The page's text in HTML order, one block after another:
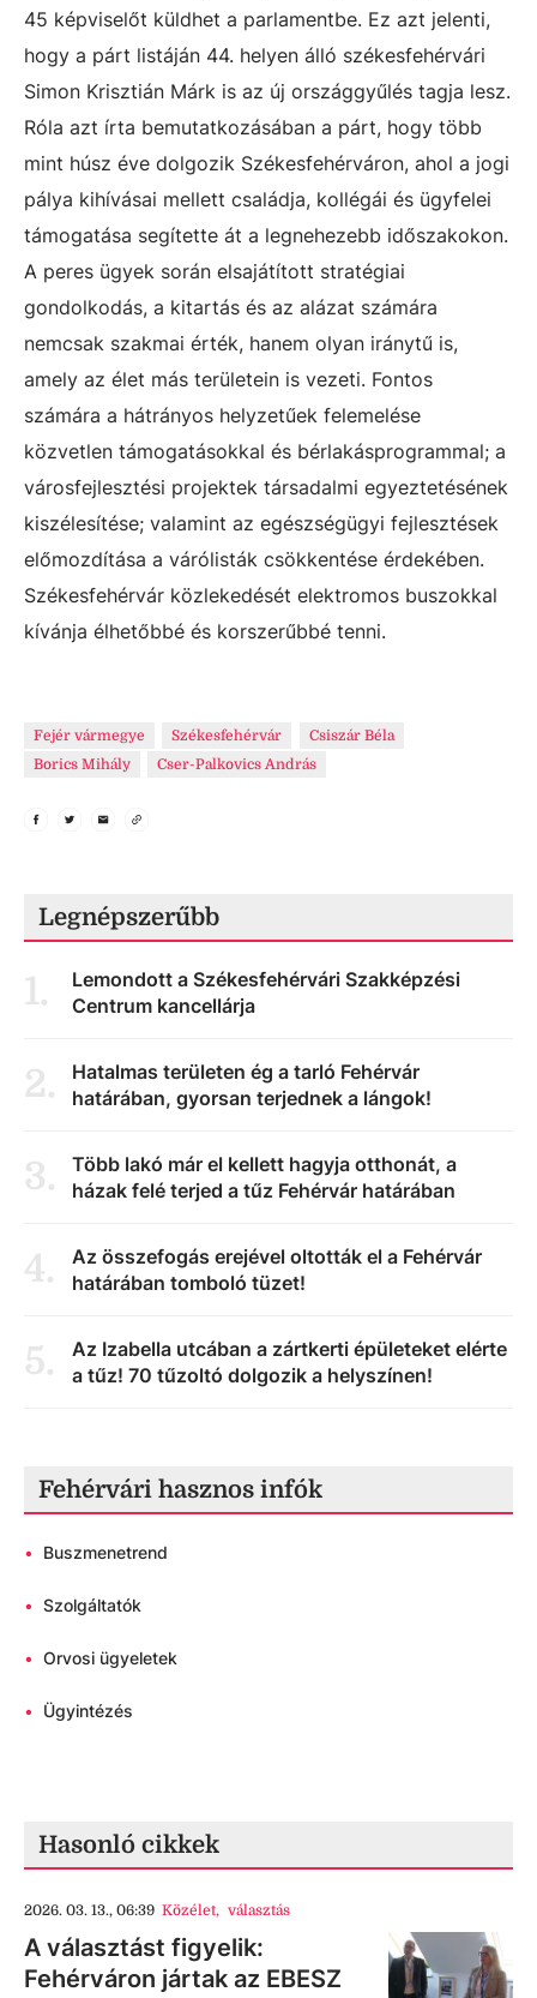
45 képviselőt küldhet a parlamentbe. Ez azt jelenti,
hogy a párt listáján 44. helyen álló székesfehérvári
Simon Krisztián Márk is az új országgyűlés tagja lesz.
Róla azt írta bemutatkozásában a párt, hogy több
mint húsz éve dolgozik Székesfehérváron, ahol a jogi
pálya kihívásai mellett családja, kollégái és ügyfelei
támogatása segítette át a legnehezebb időszakokon.
A peres ügyek során elsajátított stratégiai
gondolkodás, a kitartás és az alázat számára
nemcsak szakmai érték, hanem olyan iránytű is,
amely az élet más területein is vezeti. Fontos
számára a hátrányos helyzetűek felemelése
közvetlen támogatásokkal és bérlakásprogrammal; a
városfejlesztési projektek társadalmi egyeztetésének
kiszélesítése; valamint az egészségügyi fejlesztések
előmozdítása a várólisták csökkentése érdekében.
Székesfehérvár közlekedését elektromos buszokkal
kívánja élhetőbbé és korszerűbbé tenni.
Fejér vármegye Székesfehérvár
Csiszár Béla
Borics Mihály
Cser-Palkovics András
Legnépszerűbb
1.
Lemondott a Székesfehérvári Szakképzési
Centrum kancellárja
2.
Hatalmas területen ég a tarló Fehérvár
határában, gyorsan terjednek a lángok!
3.
Több lakó már el kellett hagyja otthonát, a
házak felé terjed a tűz Fehérvár határában
4.
Az összefogás erejével oltották el a Fehérvár
határában tomboló tüzet!
5.
Az Izabella utcában a zártkerti épületeket elérte
a tűz! 70 tűzoltó dolgozik a helyszínen!
Fehérvári hasznos infók
• Buszmenetrend
• Szolgáltatók
• Orvosi ügyeletek
• Ügyintézés
Hasonló cikkek
2026. 03. 13., 06:39 Közélet, választás
A választást figyelik:
Fehérváron jártak az EBESZ